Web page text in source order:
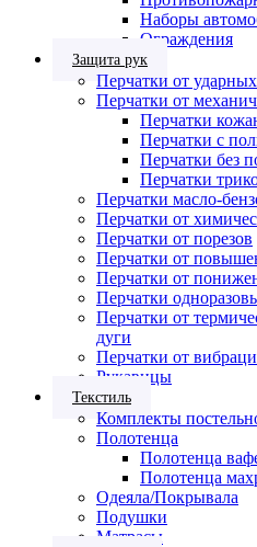
Наборы
Ограждения
Защита рук
Перчатки от
Перчатки от
Перчатки
Перчатки с
Перчатки без
Перчатки
Перчатки масло-
Перчатки от
Перчатки от порезов
Перчатки от
Перчатки от
Перчатки
Перчатки от
дуги
Перчатки от
Рукавицы
Текстиль
Комплекты
Полотенца
Полотенца
Полотенца
Одеяла/Покрывала
Подушки
Матрасы